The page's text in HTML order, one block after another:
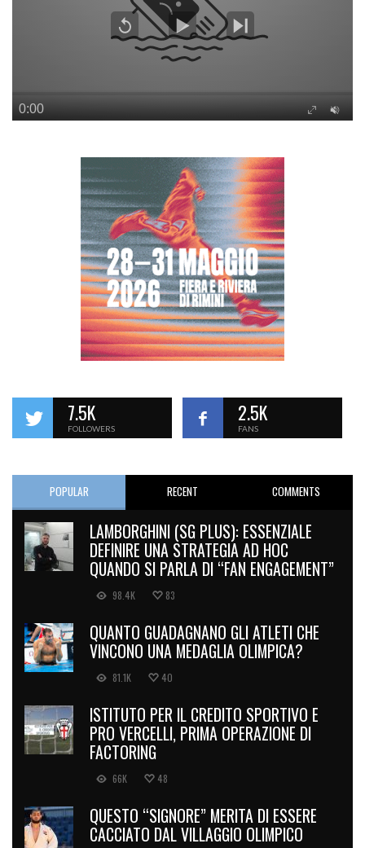
7.5K
FOLLOWERS
2.5K
FANS
POPULAR RECENT COMMENTS
LAMBORGHINI (SG PLUS): ESSENZIALE
DEFINIRE UNA STRATEGIA AD HOC
QUANDO SI PARLA DI “FAN ENGAGEMENT”
98.4K 83
QUANTO GUADAGNANO GLI ATLETI CHE
VINCONO UNA MEDAGLIA OLIMPICA?
81.1K 40
ISTITUTO PER IL CREDITO SPORTIVO E
PRO VERCELLI, PRIMA OPERAZIONE DI
FACTORING
66K 48
QUESTO “SIGNORE” MERITA DI ESSERE
CACCIATO DAL VILLAGGIO OLIMPICO